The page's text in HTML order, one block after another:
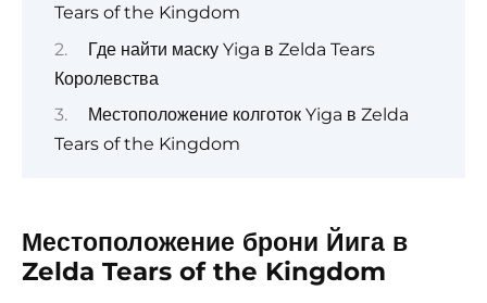
Tears of the Kingdom
Где найти маску Yiga в Zelda Tears
Королевства
Местоположение колготок Yiga в Zelda
Tears of the Kingdom
Местоположение брони Йига в
Zelda Tears of the Kingdom